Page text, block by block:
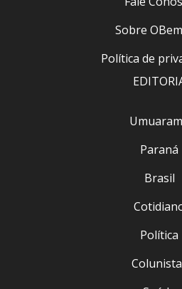
Sobre
Política de
Paraná
Brasil
Política